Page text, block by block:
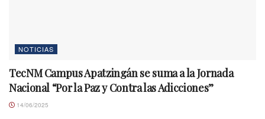
NOTICIAS
TecNM Campus Apatzingán se suma a la Jornada
Nacional “Por la Paz y Contra las Adicciones”
14/06/2025